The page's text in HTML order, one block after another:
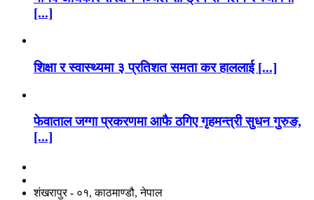
[...]
शिक्षा र स्वास्थ्यमा ३ प्रतिशत समता कर हाललाई [...]
फेवाताल जग्गा प्रकरणमा आफै ठगिए गृहमन्त्री सुधन गुरुङ,
[...]
शंखरापुर - ०१, काठमाण्डौ, नेपाल